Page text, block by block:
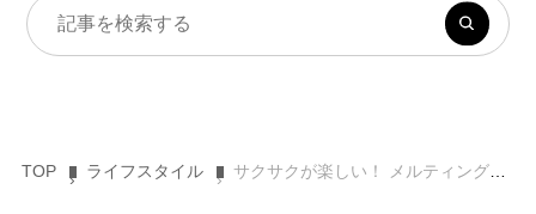
TOP ライフスタイル サクサクが楽しい！ メルティングモーメント【The Pudding Party Tomoのイギリス菓子便り】